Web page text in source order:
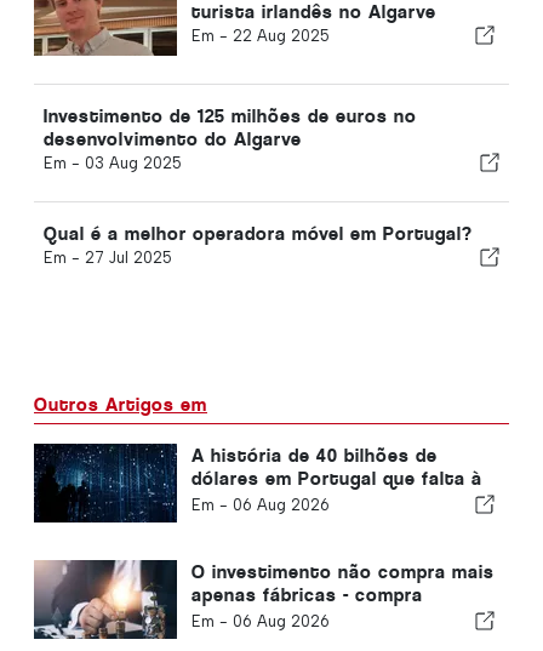
turista irlandês no Algarve
Em - 22 Aug 2025
Investimento de 125 milhões de euros no
desenvolvimento do Algarve
Em - 03 Aug 2025
Qual é a melhor operadora móvel em Portugal?
Em - 27 Jul 2025
Outros Artigos em
A história de 40 bilhões de
dólares em Portugal que falta à
maioria dos investidores
Em - 06 Aug 2026
O investimento não compra mais
apenas fábricas - compra
conhecimento
Em - 06 Aug 2026